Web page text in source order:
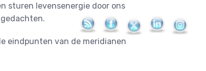
sturen levensenergie door ons
eindpunten van de meridianen